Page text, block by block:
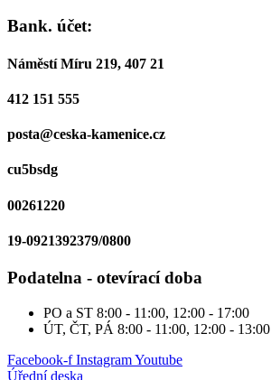
Bank. účet:
Náměstí Míru 219, 407 21
412 151 555
posta@ceska-kamenice.cz
cu5bsdg
00261220
19-0921392379/0800
Podatelna - otevírací doba
PO a ST 8:00 - 11:00, 12:00 - 17:00
ÚT, ČT, PÁ 8:00 - 11:00, 12:00 - 13:00
Facebook-f InstagramYoutube
Úřední deska